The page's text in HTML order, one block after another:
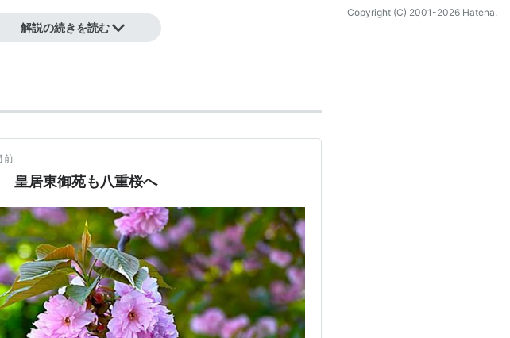
解説の続きを読む
前
皇居東御苑も八重桜へ
Copyright (C) 2001-2026 Hatena.